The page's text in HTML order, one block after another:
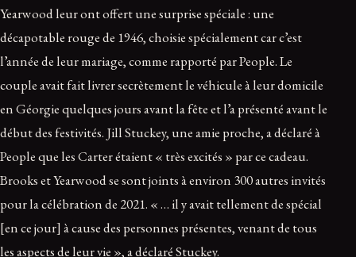
Yearwood leur ont offert une surprise spéciale : une
décapotable rouge de 1946, choisie spécialement car c’est
l’année de leur mariage, comme rapporté par People. Le
couple avait fait livrer secrètement le véhicule à leur domicile
en Géorgie quelques jours avant la fête et l’a présenté avant le
début des festivités. Jill Stuckey, une amie proche, a déclaré à
People que les Carter étaient « très excités » par ce cadeau.
Brooks et Yearwood se sont joints à environ 300 autres invités
pour la célébration de 2021. « … il y avait tellement de spécial
[en ce jour] à cause des personnes présentes, venant de tous
les aspects de leur vie », a déclaré Stuckey.